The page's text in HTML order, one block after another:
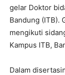
gelar Doktor
Bandung (ITB).
mengikuti
Kampus ITB,
Dalam